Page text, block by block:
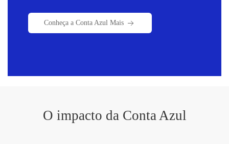
Conheça a Conta Azul Mais
O impacto da Conta Azul